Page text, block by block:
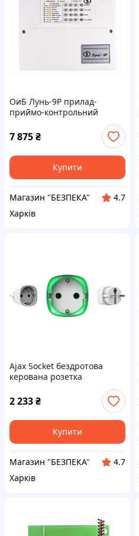
ОиБ Лунь-9Р прилад-
приймо-контрольний
7 875₴
Купити
Магазин "БЕЗПЕКА"
4.7
Харків
Ajax Socket бездротова
керована розетка
2 233₴
Купити
Магазин "БЕЗПЕКА"
4.7
Харків